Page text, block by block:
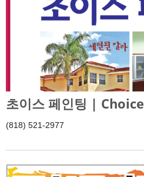
초이스 페인팅 |
(818) 521-2977